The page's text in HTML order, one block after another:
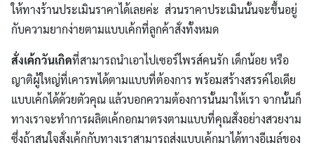
ให้ทางร้านประเมินราคาได้เลยค่ะ ส่วนราคาประเมินนั้นจะขึ้นอยู่
กับความยากง่ายตามแบบเค้กที่ลูกค้าสั่งทั้งหมด
สั่งเค้กวันเกิดที่สามารถนำเอาไปเซอร์ไพรส์คนรัก เด็กน้อย หรือ
ญาติผู้ใหญ่ที่เคารพได้ตามแบบที่ต้องการ พร้อมสร้างสรรค์ไอเดีย
แบบเค้กได้ด้วยตัวคุณ แล้วบอกความต้องการนั้นมาให้เรา จากนั้นก็
ทางเราจะทำการผลิตเค้กอกมาตรงตามแบบที่คุณสั่งอย่างสวยงาม
ซึ่งถ้าสนใจสั่งเค้กกับทางเราสามารถส่งแบบเค้กมาได้ทางอีเมล์ของ